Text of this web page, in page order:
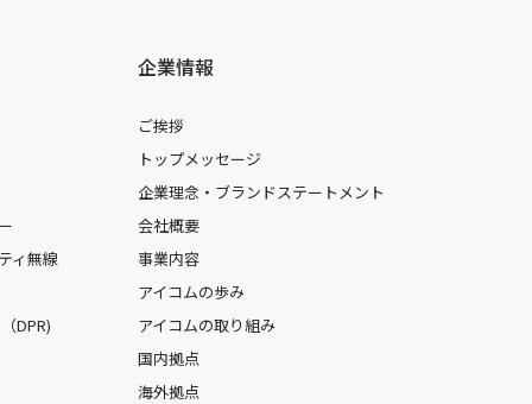
ィ無線
DPR)
企業情報
ご挨拶
トップメッセージ
企業理念・ブランドステートメント
会社概要
事業内容
アイコムの歩み
アイコムの取り組み
国内拠点
海外拠点